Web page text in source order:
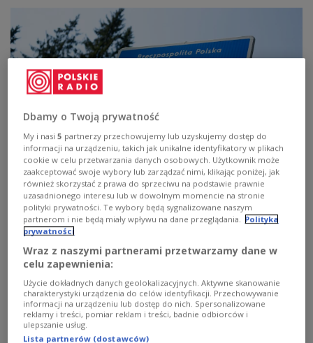
zdjęcie ilustracyjne M-SUR/Shutterstock
Polska będzie przekonywać Niemcy do zniesienia
kontroli granicznych. Powiedział o tym w Brukseli
Marcin Kierwiński
. „Będziemy się starali
przekonywać stronę niemiecką do zniesienia tych
kontroli. One zostały wprowadzone do 15 czerwca.
Liczę, że także dziś na spotkaniu bilateralnym z
panią minister niemiecką będziemy mieli okazję o
Dbamy o Twoją prywatność
My i nasi5 partnerzy przechowujemy lub uzyskujemy dostęp do
informacji na urządzeniu, takich jak unikalne identyfikatory w plikach
cookie w celu przetwarzania danych osobowych. Użytkownik może
zaakceptować swoje wybory lub zarządzać nimi, klikając poniżej, jak
również skorzystać z prawa do sprzeciwu na podstawie prawnie
uzasadnionego interesu lub w dowolnym momencie na stronie
polityki prywatności. Te wybory będą sygnalizowane naszym
partnerom i nie będą miały wpływu na dane przeglądania. Polityka
prywatności
Wraz z naszymi partnerami przetwarzamy dane w
celu zapewnienia:
Użycie dokładnych danych geolokalizacyjnych. Aktywne skanowanie
charakterystyki urządzenia do celów identyfikacji. Przechowywanie
informacji na urządzeniu lub dostęp do nich. Spersonalizowane
reklamy i treści, pomiar reklam i treści, badnie odbiorców i
ulepszanie usług.
Lista partnerów (dostawców)